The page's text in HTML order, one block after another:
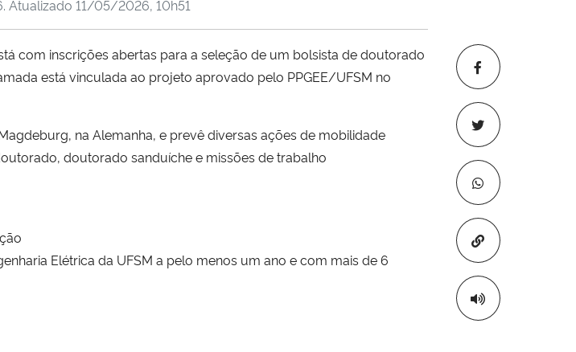
Copiar para
. Atualizado 11/05/2026, 10h51
com inscrições abertas para a seleção de um bolsista de doutorado
está vinculada ao projeto aprovado pelo PPGEE/UFSM no
na Alemanha, e prevê diversas ações de mobilidade
doutorado sanduíche e missões de trabalho
Elétrica da UFSM a pelo menos um ano e com mais de 6